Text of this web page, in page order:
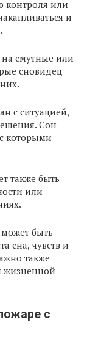
контроля или
и
смутные или
сновидец
с ситуацией,
Сон
которыми
также быть
или
быть
сна, чувств и
также
жизненной
с